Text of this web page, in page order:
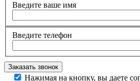
Введите ваше имя
Введите телефон
Нажимая на кнопку, вы даете